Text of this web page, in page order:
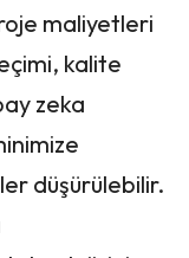
maliyetleri
kalite
zeka
düşürülebilir.